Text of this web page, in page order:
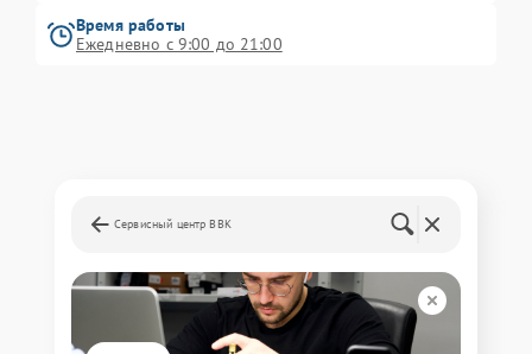
Время работы
Ежедневно с 9:00 до 21:00
Сервисный центр BBK